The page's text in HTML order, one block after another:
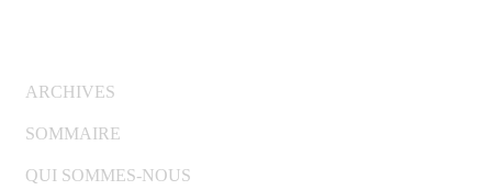
ARCHIVES
SOMMAIRE
QUI SOMMES-NOUS